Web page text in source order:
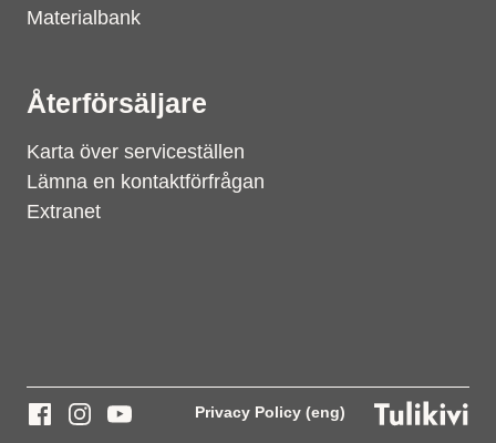
Materialbank
Återförsäljare
Karta över serviceställen
Lämna en kontaktförfrågan
Extranet
Privacy Policy (eng)